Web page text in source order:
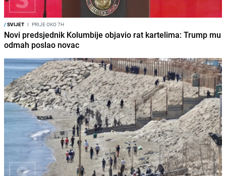
/SVIJET I PRIJE OKO 7H
Novi predsjednik Kolumbije objavio rat kartelima: Trump mu
odmah poslao novac